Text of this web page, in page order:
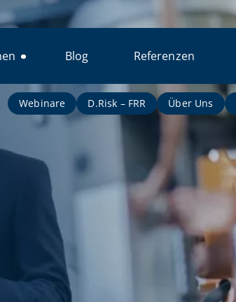
Blog Referenzen
Webinare D.Risk – FRR Über Uns